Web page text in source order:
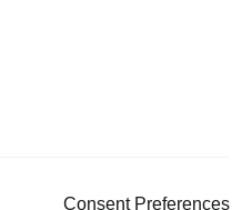
Consent Preferences